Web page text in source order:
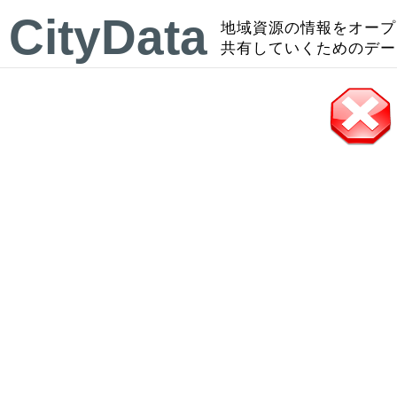
CityData
地域資源の情報をオー
共有していくためのデ